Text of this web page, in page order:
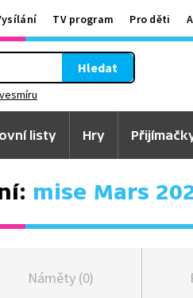
TV program Pro děti
Hledat
listy Hry
mise Mars
Náměty (0)